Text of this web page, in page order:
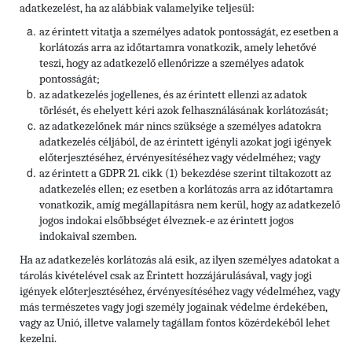
adatkezelést, ha az alábbiak valamelyike teljesül:
az érintett vitatja a személyes adatok pontosságát, ez esetben a
korlátozás arra az időtartamra vonatkozik, amely lehetővé
teszi, hogy az adatkezelő ellenőrizze a személyes adatok
pontosságát;
az adatkezelés jogellenes, és az érintett ellenzi az adatok
törlését, és ehelyett kéri azok felhasználásának korlátozását;
az adatkezelőnek már nincs szüksége a személyes adatokra
adatkezelés céljából, de az érintett igényli azokat jogi igények
előterjesztéséhez, érvényesítéséhez vagy védelméhez; vagy
az érintett a GDPR 21. cikk (1) bekezdése szerint tiltakozott az
adatkezelés ellen; ez esetben a korlátozás arra az időtartamra
vonatkozik, amíg megállapításra nem kerül, hogy az adatkezelő
jogos indokai elsőbbséget élveznek-e az érintett jogos
indokaival szemben.
Ha az adatkezelés korlátozás alá esik, az ilyen személyes adatokat a
tárolás kivételével csak az Érintett hozzájárulásával, vagy jogi
igények előterjesztéséhez, érvényesítéséhez vagy védelméhez, vagy
más természetes vagy jogi személy jogainak védelme érdekében,
vagy az Unió, illetve valamely tagállam fontos közérdekéből lehet
kezelni.